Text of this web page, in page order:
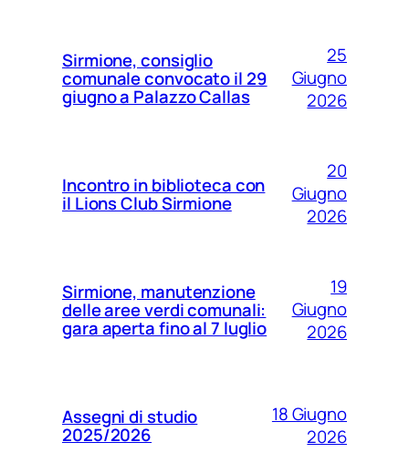
Sirmione, consiglio
comunale convocato il 29
giugno a Palazzo Callas
25
Giugno
2026
Incontro in biblioteca con
il Lions Club Sirmione
20
Giugno
2026
Sirmione, manutenzione
delle aree verdi comunali:
gara aperta fino al 7 luglio
19
Giugno
2026
Assegni di studio
2025/2026
18 Giugno
2026